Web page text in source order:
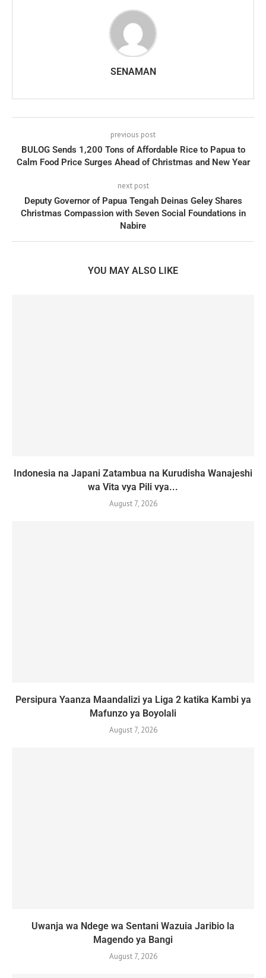
SENAMAN
previous post
BULOG Sends 1,200 Tons of Affordable Rice to Papua to
Calm Food Price Surges Ahead of Christmas and New Year
next post
Deputy Governor of Papua Tengah Deinas Geley Shares
Christmas Compassion with Seven Social Foundations in
Nabire
YOU MAY ALSO LIKE
Indonesia na Japani Zatambua na Kurudisha Wanajeshi
wa Vita vya Pili vya...
August 7, 2026
Persipura Yaanza Maandalizi ya Liga 2 katika Kambi ya
Mafunzo ya Boyolali
August 7, 2026
Uwanja wa Ndege wa Sentani Wazuia Jaribio la
Magendo ya Bangi
August 7, 2026